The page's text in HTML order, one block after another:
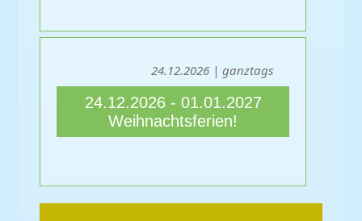
24.12.2026 | ganztags
24.12.2026 - 01.01.2027
Weihnachtsferien!